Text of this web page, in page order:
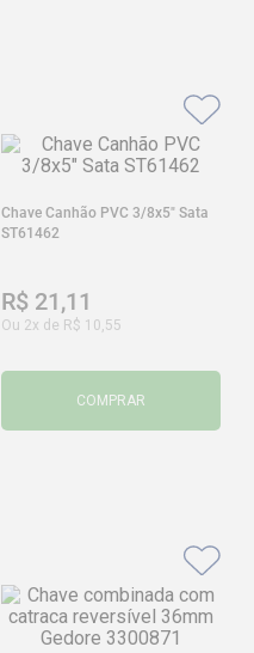
Chave Canhão PVC 3/8x5" Sata
ST61462
R$ 21,11
Ou 2x de R$ 10 55
COMPRAR